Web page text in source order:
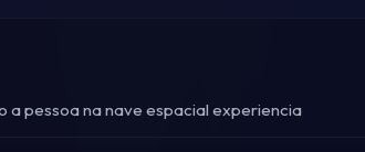
a pessoa na nave espacial experiencia